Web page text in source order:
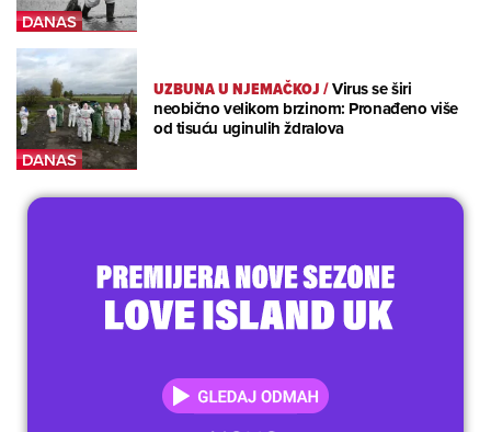
UZBUNA U NJEMAČKOJ/Virus se širi
neobično velikom brzinom: Pronađeno više
od tisuću uginulih ždralova